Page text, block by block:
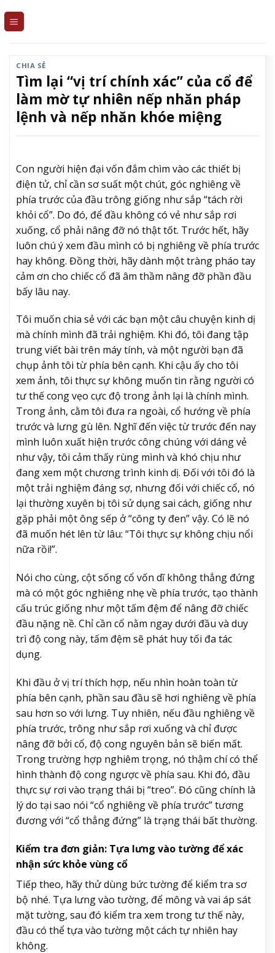
CHIA SẺ
Tìm lại “vị trí chính xác” của cổ để
làm mờ tự nhiên nếp nhăn pháp
lệnh và nếp nhăn khóe miệng
Con người hiện đại vốn đắm chìm vào các thiết bị
điện tử, chỉ cần sơ suất một chút, góc nghiêng về
phía trước của đầu trông giống như sắp “tách rời
khỏi cổ”. Do đó, để đầu không có vẻ như sắp rơi
xuống, cổ phải nâng đỡ nó thật tốt. Trước hết, hãy
luôn chú ý xem đầu mình có bị nghiêng về phía trước
hay không. Đồng thời, hãy dành một tràng pháo tay
cảm ơn cho chiếc cổ đã âm thầm nâng đỡ phần đầu
bấy lâu nay.
Tôi muốn chia sẻ với các bạn một câu chuyện kinh dị
mà chính mình đã trải nghiệm. Khi đó, tôi đang tập
trung viết bài trên máy tính, và một người bạn đã
chụp ảnh tôi từ phía bên cạnh. Khi cậu ấy cho tôi
xem ảnh, tôi thực sự không muốn tin rằng người có
tư thế cong vẹo cực độ trong ảnh lại là chính mình.
Trong ảnh, cằm tôi đưa ra ngoài, cổ hướng về phía
trước và lưng gù lên. Nghĩ đến việc từ trước đến nay
mình luôn xuất hiện trước công chúng với dáng vẻ
như vậy, tôi cảm thấy rùng mình và khó chịu như
đang xem một chương trình kinh dị. Đối với tôi đó là
một trải nghiệm đáng sợ, nhưng đối với chiếc cổ, nó
lại thường xuyên bị tôi sử dụng sai cách, giống như
gặp phải một ông sếp ở “công ty đen” vậy. Có lẽ nó
đã muốn hét lên từ lâu: “Tôi thực sự không chịu nổi
nữa rồi!”.
Nói cho cùng, cột sống cổ vốn dĩ không thẳng đứng
mà có một góc nghiêng nhẹ về phía trước, tạo thành
cấu trúc giống như một tấm đệm để nâng đỡ chiếc
đầu nặng nề. Chỉ cần cổ nằm ngay dưới đầu và duy
trì độ cong này, tấm đệm sẽ phát huy tối đa tác
dụng.
Khi đầu ở vị trí thích hợp, nếu nhìn hoàn toàn từ
phía bên cạnh, phần sau đầu sẽ hơi nghiêng về phía
sau hơn so với lưng. Tuy nhiên, nếu đầu nghiêng về
phía trước, trông như sắp rơi xuống và chỉ được
nâng đỡ bởi cổ, độ cong nguyên bản sẽ biến mất.
Trong trường hợp nghiêm trọng, nó thậm chí có thể
hình thành độ cong ngược về phía sau. Khi đó, đầu
thực sự rơi vào trạng thái bị “treo”. Đó cũng chính là
lý do tại sao nói “cổ nghiêng về phía trước” tương
đương với “cổ thẳng đứng” là trạng thái bất thường.
Kiểm tra đơn giản: Tựa lưng vào tường để xác
nhận sức khỏe vùng cổ
Tiếp theo, hãy thử dùng bức tường để kiểm tra sơ
bộ nhé. Tựa lưng vào tường, để mông và vai áp sát
mặt tường, sau đó kiểm tra xem trong tư thế này,
đầu có thể tựa vào tường một cách tự nhiên hay
không.